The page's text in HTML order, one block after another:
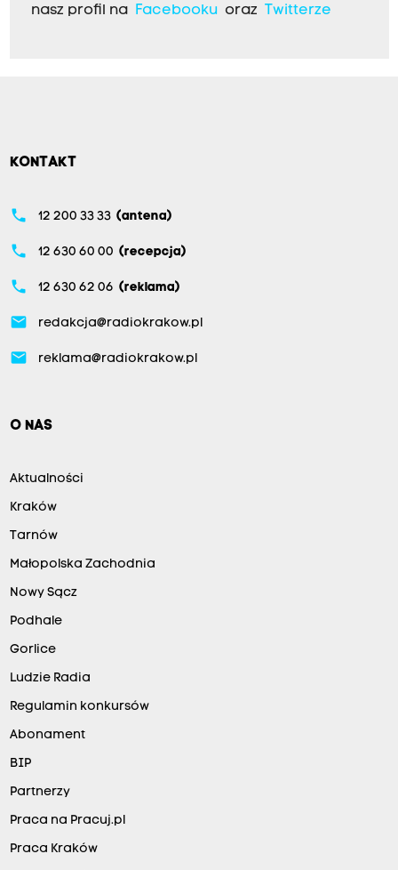
nasz profil na
Facebookuoraz Twitterze
KONTAKT
phone 12 200 33 33 (antena)
phone 12 630 60 00 (recepcja)
phone 12 630 62 06 (reklama)
email redakcja@radiokrakow.pl
email reklama@radiokrakow.pl
O NAS
Aktualności
Kraków
Tarnów
Małopolska Zachodnia
Nowy Sącz
Podhale
Gorlice
Ludzie Radia
Regulamin konkursów
Abonament
BIP
Partnerzy
Praca na Pracuj.pl
Praca Kraków